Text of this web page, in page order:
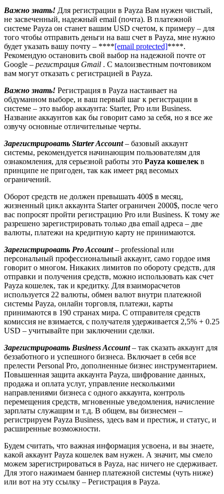
Важно знать! Для регистрации в Payza Вам нужен чистый,
не засвеченный, надежный email (почта). В платежной
системе Payza он станет вашим USD счетом, к примеру – для
того чтобы отправить деньги на ваш счет в Payza, мне нужно
будет указать вашу почту – ****[email protected]****.
Рекомендую остановить свой выбор на надежной почте от
Google – регистрация Gmail . С малоизвестным почтовиком
вам могут отказать с регистрацией в Payza.
Важно знать! Регистрация в Payza настаивает на
обдуманном выборе, и ваш первый шаг к регистрации в
системе – это выбор аккаунта: Starter, Pro или Business.
Название аккаунтов как бы говорит само за себя, но я все же
озвучу основные отличительные черты.
Зарегистрировать Starter Account– базовый аккаунт
системы, рекомендуется начинающим пользователям для
ознакомления, для серьезной работы это Payza кошелек в
принципе не пригоден, так как имеет ряд весомых
ограничений.
Оборот средств не должен превышать 400$ в месяц,
жизненный цикл аккаунта Starter ограничен 2000$, после чего
вас попросят пройти регистрацию Pro или Business. К тому же
разрешено зарегистрировать только два email адреса – две
валюты, платежи на кредитную карту не принимаются.
Зарегистрировать Pro Account– professional или
персональный профессиональный аккаунт, само гордое имя
говорит о многом. Никаких лимитов по обороту средств, для
отправки и получения средств, можно использовать как счет
Payza кошелек, так и кредитку. Для взаиморасчетов
используется 22 валюты, обмен валют внутри платежной
системы Payza, онлайн торговля, платежи, карты
принимаются в 190 странах мира. С отправителя средств
комиссия не взимается, с получателя удерживается 2,5% + 0.25
USD – учитывайте при заключении сделки.
Зарегистрировать Business Account– так сказать аккаунт для
беззаботного и успешного бизнеса. Включает в себя все
прелести Personal Pro, дополненные бизнес инструментарием.
Повышенная защита аккаунта Payza, шифрование данных,
продажа и оплата услуг, управление несколькими
направлениями бизнеса с одного аккаунта, контроль
перемещения средств, мгновенные уведомления, начисление
зарплаты служащим и т.д. В общем, вы бизнесмен –
регистрируем Payza Business, здесь вам и престиж, и статус, и
расширенные возможности.
Будем считать, что важная информация усвоена, и вы знаете,
какой аккаунт Payza кошелек вам нужен. А значит, мы смело
можем зарегистрироваться в Payza, нас ничего не сдерживает.
Для этого нажимаем баннер платежной системы (чуть ниже)
или вот на эту ссылку – Регистрация в Payza.